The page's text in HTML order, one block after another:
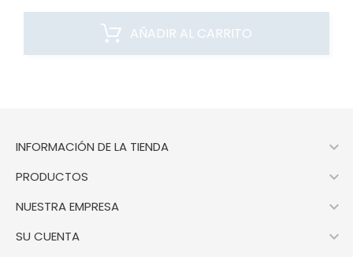
INFORMACIÓN DE LA TIENDA 
PRODUCTOS 
NUESTRA EMPRESA 
SU CUENTA 